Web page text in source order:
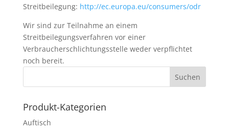
Streitbeilegung: http://ec.europa.eu/consumers/odr
Wir sind zur Teilnahme an einem
Streitbeilegungsverfahren vor einer
Verbraucherschlichtungsstelle weder verpflichtet
noch bereit.
Produkt-Kategorien
Auftisch